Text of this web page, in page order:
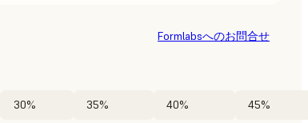
30% 35% 40% 45%
Formlabsへのお問合せ